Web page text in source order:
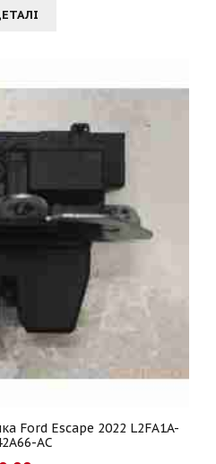
Ford Escape 2022 L2FA1A-
AC